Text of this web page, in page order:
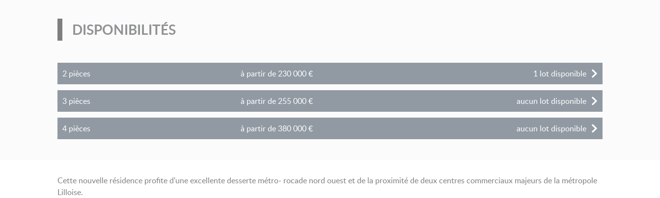
DISPONIBILITÉS
2 pièces à partir de 230 000 € 1 lot disponible
3 pièces à partir de 255 000 € aucun lot disponible
4 pièces à partir de 380 000 € aucun lot disponible
Cette nouvelle résidence profite d'une excellente desserte métro- rocade nord ouest et de la proximité de deux centres commerciaux majeurs de la métropole
Lilloise.